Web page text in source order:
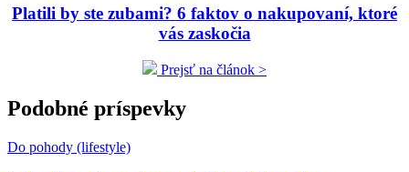
Platili by ste zubami? 6 faktov o nakupovaní, ktoré
vás zaskočia
Prejsť na článok >
Podobné príspevky
Do pohody (lifestyle)